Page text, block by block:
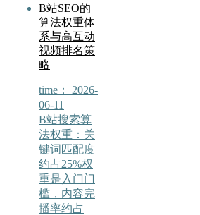
B站SEO的
算法权重体
系与高互动
视频排名策
略
time：
2026-
06-11
B站搜索算
法权重：关
键词匹配度
约占25%权
重是入门门
槛，内容完
播率约占